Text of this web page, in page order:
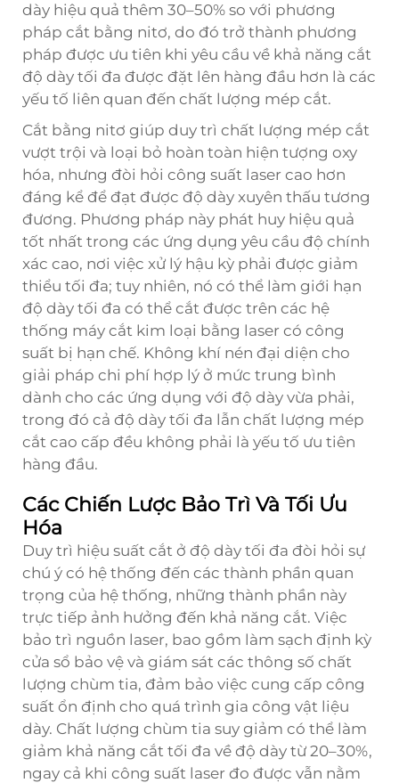
dày hiệu quả thêm 30–50% so với phương
pháp cắt bằng nitơ, do đó trở thành phương
pháp được ưu tiên khi yêu cầu về khả năng cắt
độ dày tối đa được đặt lên hàng đầu hơn là các
yếu tố liên quan đến chất lượng mép cắt.
Cắt bằng nitơ giúp duy trì chất lượng mép cắt
vượt trội và loại bỏ hoàn toàn hiện tượng oxy
hóa, nhưng đòi hỏi công suất laser cao hơn
đáng kể để đạt được độ dày xuyên thấu tương
đương. Phương pháp này phát huy hiệu quả
tốt nhất trong các ứng dụng yêu cầu độ chính
xác cao, nơi việc xử lý hậu kỳ phải được giảm
thiểu tối đa; tuy nhiên, nó có thể làm giới hạn
độ dày tối đa có thể cắt được trên các hệ
thống máy cắt kim loại bằng laser có công
suất bị hạn chế. Không khí nén đại diện cho
giải pháp chi phí hợp lý ở mức trung bình
dành cho các ứng dụng với độ dày vừa phải,
trong đó cả độ dày tối đa lẫn chất lượng mép
cắt cao cấp đều không phải là yếu tố ưu tiên
hàng đầu.
Các Chiến Lược Bảo Trì Và Tối Ưu
Hóa
Duy trì hiệu suất cắt ở độ dày tối đa đòi hỏi sự
chú ý có hệ thống đến các thành phần quan
trọng của hệ thống, những thành phần này
trực tiếp ảnh hưởng đến khả năng cắt. Việc
bảo trì nguồn laser, bao gồm làm sạch định kỳ
cửa sổ bảo vệ và giám sát các thông số chất
lượng chùm tia, đảm bảo việc cung cấp công
suất ổn định cho quá trình gia công vật liệu
dày. Chất lượng chùm tia suy giảm có thể làm
giảm khả năng cắt tối đa về độ dày từ 20–30%,
ngay cả khi công suất laser đo được vẫn nằm